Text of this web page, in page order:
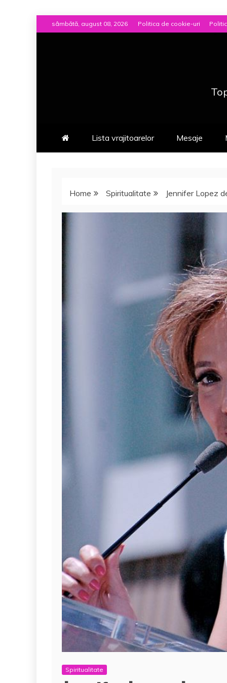
to
sâmbătă, august 08, 2026 Politica de cookie-uri
Lista vrajitoarelor Mesaje
Home Spiritualitate Jennifer Lopez
Spiritualitate